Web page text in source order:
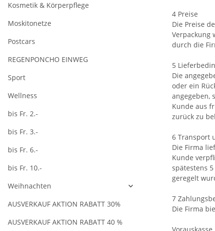
4 Preise
Die Preise
Verpackung
durch die
5
Die
oder ein
angegeben,
Kunde aus
zurück zu
6 Transport
Die Firma
Kunde
spätestens
geregelt
7
Die Firma
Kosmetik & Körperpflege
Moskitonetze
Postcars
REGENPONCHO EINWEG
Sport
Wellness
bis Fr. 2.-
bis Fr. 3.-
bis Fr. 6.-
bis Fr. 10.-
Weihnachten
AUSVERKAUF AKTION RABATT 30%
AUSVERKAUF AKTION RABATT 40 %